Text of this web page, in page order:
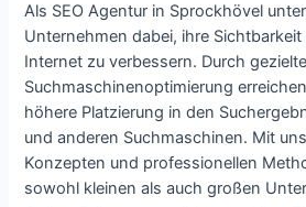
Als SEO Agentur in Sprockhövel
Unternehmen dabei, ihre
Internet zu verbessern. Durch gezielte
Suchmaschinenoptimierung
höhere Platzierung in den
und anderen Suchmaschinen. Mit
Konzepten und professionellen
sowohl kleinen als auch großen